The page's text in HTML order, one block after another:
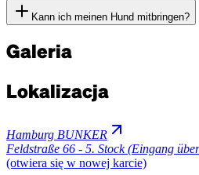
Kann ich meinen Hund mitbringen?
Galeria
Lokalizacja
Hamburg BUNKER
Feldstraße 66 - 5. Stock (Eingang
(otwiera się w nowej karcie)